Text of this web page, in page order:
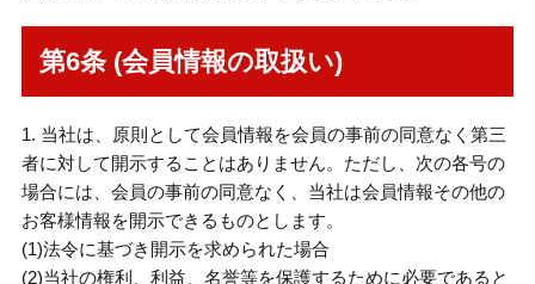
第6条 (会員情報の取扱い)
1. 当社は、原則として会員情報を会員の事前の同意なく第三
者に対して開示することはありません。ただし、次の各号の
場合には、会員の事前の同意なく、当社は会員情報その他の
お客様情報を開示できるものとします。
(1)法令に基づき開示を求められた場合
(2)当社の権利、利益、名誉等を保護するために必要であると